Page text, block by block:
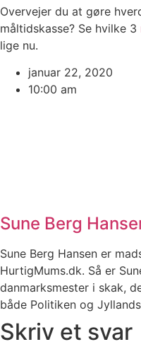
Overvejer du at gøre
måltidskasse? Se hvilke 3
lige nu.
januar 22, 2020
10:00 am
Sune Berg
Sune Berg Hansen er
HurtigMums.dk. Så er
danmarksmester i skak,
både Politiken og
Skriv et svar